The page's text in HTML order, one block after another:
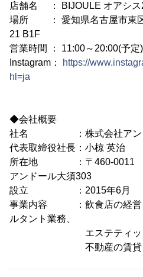
店舗名 ： BIJOULE オアシス
場所 ： 愛知県名古屋市東区
21 B1F
営業時間 ： 11:00～20:00(予定)
Instagram：
https://
hl=ja
◆会社概要
社名 ：株式会社アンド
代表取締役社長：小椋 英治
所在地 ：〒460-0011 名
アンドール大須303
設立 ：2015年6月
事業内容 ：飲食店の経営
ルタント業務、
エステティックサ
不動産の賃貸・管理